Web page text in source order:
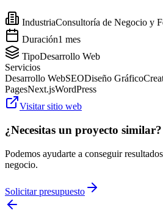
IndustriaConsultoría de Negocio y
Duración1 mes
TipoDesarrollo Web
Servicios
Desarrollo WebSEODiseño Gráfico
PagesNext.jsWordPress
Visitar sitio web
¿Necesitas un proyecto similar?
Podemos ayudarte a conseguir
negocio.
Solicitar presupuesto